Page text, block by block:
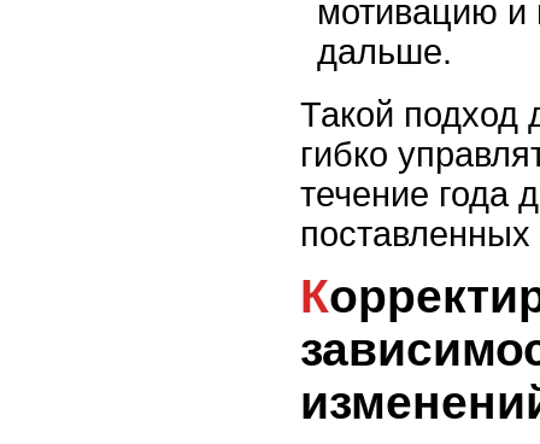
мотивацию и
дальше.
Такой подход
гибко
течение года
Корректировка плана в